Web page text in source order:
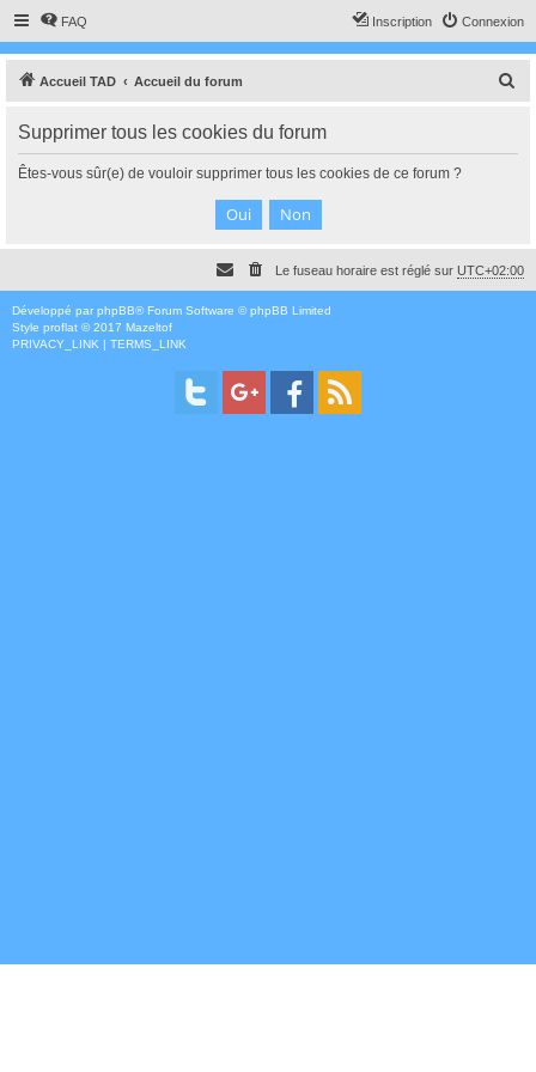
FAQ Connexion
Inscription
Accueil TAD Accueil du forum
c
h
Supprimer tous les cookies du forum
Êtes-vous sûr(e) de vouloir supprimer tous les cookies de ce forum ?
Le fuseau horaire est réglé sur UTC+02:00
Développé par phpBB® Forum Software © phpBB Limited
Style proflat © 2017 Mazeltof
PRIVACY_LINK | TERMS_LINK